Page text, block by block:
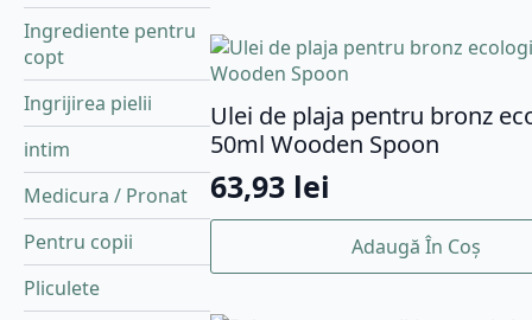
Ingrediente pentru
copt
Ingrijirea pielii
intim
Medicura / Pronat
Pentru copii
Pliculete
Ulei de plaja pentru bronz
50ml Wooden Spoon
63,93 lei
Adaugă În Coș